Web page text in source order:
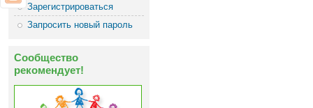
Зарегистрироваться
Запросить новый пароль
Сообщество
рекомендует!